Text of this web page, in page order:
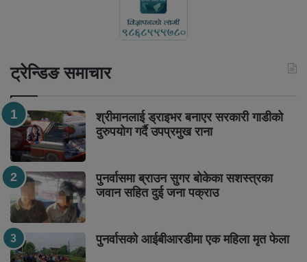
ट्रेन्डिङ समाचार
श्रीमानलाई ड्राइभर बनाएर सरकारी गाडीको
दुरुपयोग गर्दै उपप्रमुख राना
पुनर्वासमा ब्राउन सुगर बोकेका सशस्त्रका
जवान सहित दुई जना पक्राउ
पुनर्वासको आईबीआरडीमा एक महिला मृत फेला